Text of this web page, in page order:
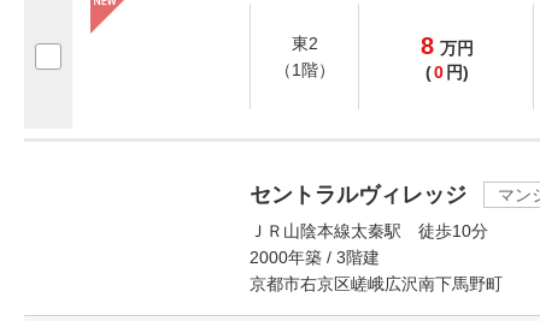
東2
（1階）
8 万円
(0 円)
セントラルヴィレッジ
マン
ＪＲ山陰本線太秦駅 徒歩10分
2000年築 / 3階建
京都市右京区嵯峨広沢南下馬野町